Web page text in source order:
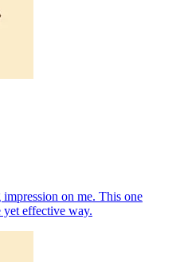
on me. This one
yet effective way.